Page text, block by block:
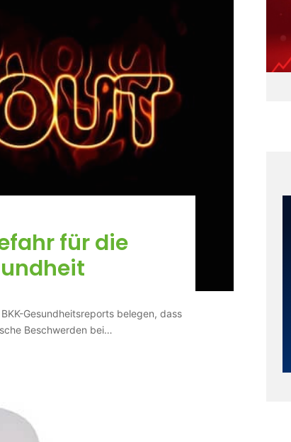
für die
Gesundheitsreports belegen, dass
Beschwerden bei…